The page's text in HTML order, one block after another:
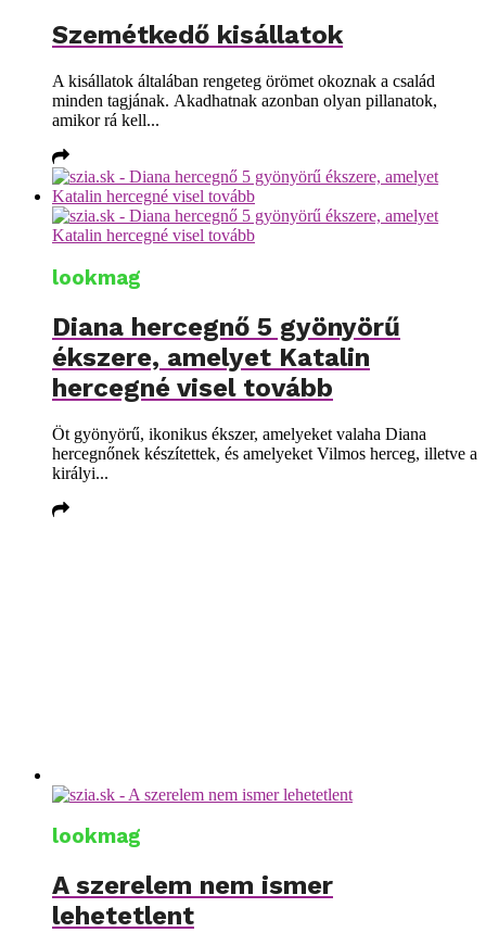
Szemétkedő kisállatok
A kisállatok általában rengeteg örömet okoznak a család
minden tagjának. Akadhatnak azonban olyan pillanatok,
amikor rá kell...
lookmag
Diana hercegnő 5 gyönyörű
ékszere, amelyet Katalin
hercegné visel tovább
Öt gyönyörű, ikonikus ékszer, amelyeket valaha Diana
hercegnőnek készítettek, és amelyeket Vilmos herceg, illetve a
királyi...
lookmag
A szerelem nem ismer
lehetetlent